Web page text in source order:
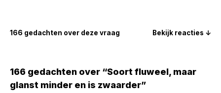
166 gedachten over deze vraag Bekijk reacties ↓
166 gedachten over “Soort fluweel, maar
glanst minder en is zwaarder”